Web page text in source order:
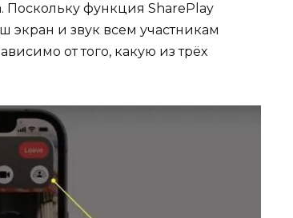
Поскольку функция SharePlay
экран и звук всем участникам
от того, какую из трёх